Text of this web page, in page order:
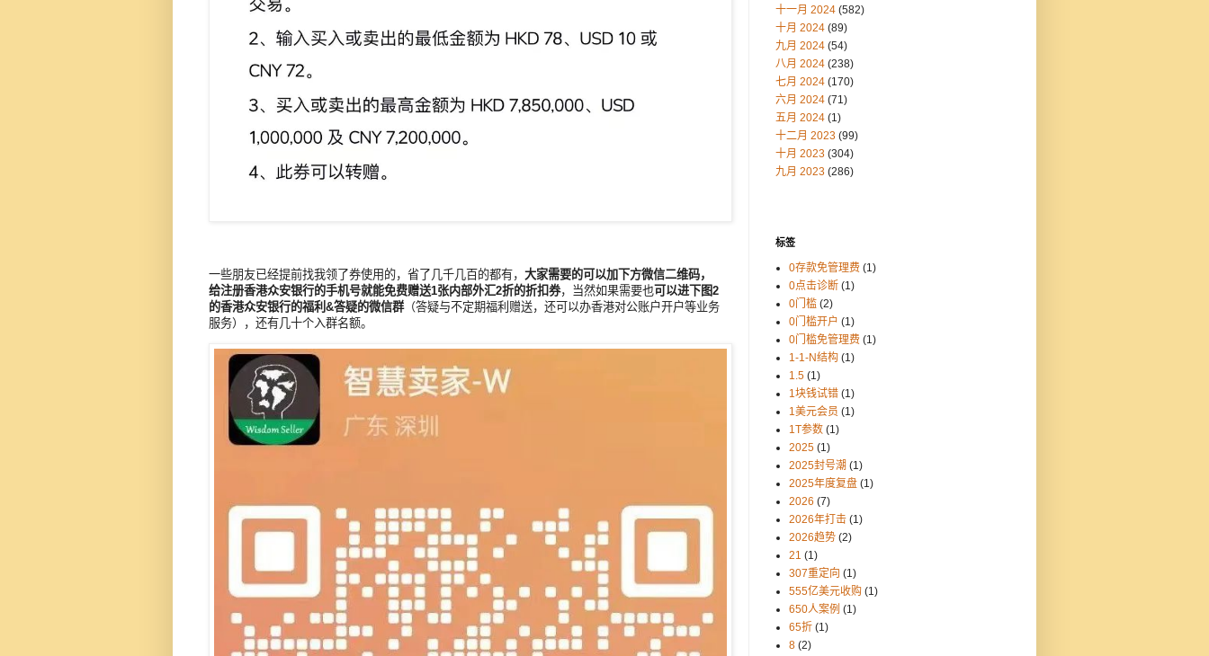
一些朋友已经提前找我领了券使用的，省了几千几百的都有， 大家需要的可以加下方微信二维码，
给注册香港众安银行的手机号就能免费赠送1张内部外汇2折的折扣券，当然如果需要也可以进下图2
的香港众安银行的福利&答疑的微信群（答疑与不定期福利赠送，还可以办香港对公账户开户等业务
服务），还有几十个入群名额。
十一月 2024 (582)
十月 2024 (89)
九月 2024 (54)
八月 2024 (238)
七月 2024 (170)
六月 2024 (71)
五月 2024 (1)
十二月 2023 (99)
十月 2023 (304)
九月 2023 (286)
标签
0存款免管理费 (1)
0点击诊断 (1)
0门槛 (2)
0门槛开户 (1)
0门槛免管理费 (1)
1-1-N结构 (1)
1.5 (1)
1块钱试错 (1)
1美元会员 (1)
1T参数 (1)
2025 (1)
2025封号潮 (1)
2025年度复盘 (1)
2026 (7)
2026年打击 (1)
2026趋势 (2)
21 (1)
307重定向 (1)
555亿美元收购 (1)
650人案例 (1)
65折 (1)
8 (2)